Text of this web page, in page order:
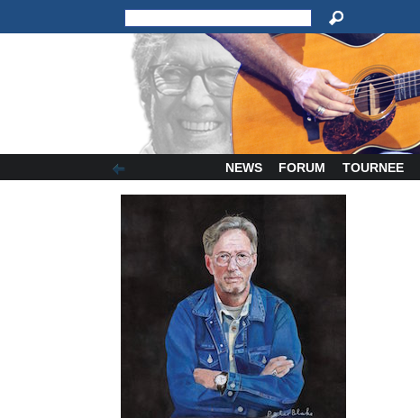
NEWS FORUM TOURNEE